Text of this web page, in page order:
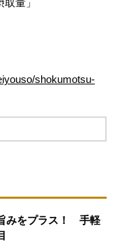
量」
shokumotsu-
みをプラス！ 手軽